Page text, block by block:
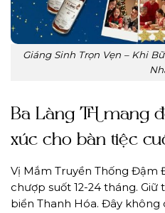
Giáng Sinh Trọn Vẹn – Khi
Ba Làng TH mang
xúc cho bàn tiệc
Vị Mắm Truyền Thống Đậm
chượp suốt 12-24 tháng.
biển Thanh Hóa. Đây không